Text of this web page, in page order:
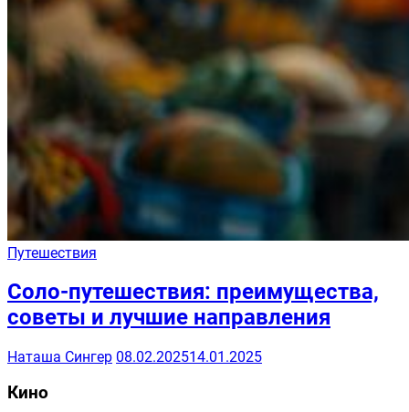
Путешествия
Соло-путешествия: преимущества,
советы и лучшие направления
Наташа Сингер 08.02.202514.01.2025
Кино